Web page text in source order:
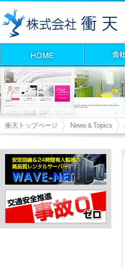
衝天トップページ News＆Topics